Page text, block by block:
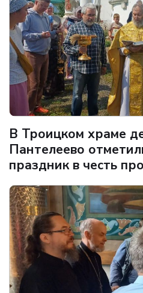
В Троицком храме
Пантелеево
праздник в честь